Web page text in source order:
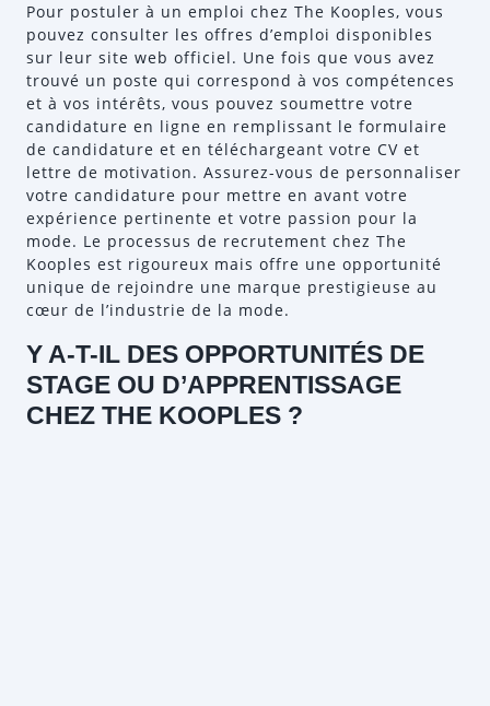
Pour postuler à un emploi chez The Kooples, vous
pouvez consulter les offres d’emploi disponibles
sur leur site web officiel. Une fois que vous avez
trouvé un poste qui correspond à vos compétences
et à vos intérêts, vous pouvez soumettre votre
candidature en ligne en remplissant le formulaire
de candidature et en téléchargeant votre CV et
lettre de motivation. Assurez-vous de personnaliser
votre candidature pour mettre en avant votre
expérience pertinente et votre passion pour la
mode. Le processus de recrutement chez The
Kooples est rigoureux mais offre une opportunité
unique de rejoindre une marque prestigieuse au
cœur de l’industrie de la mode.
Y A-T-IL DES OPPORTUNITÉS DE
STAGE OU D’APPRENTISSAGE
CHEZ THE KOOPLES ?